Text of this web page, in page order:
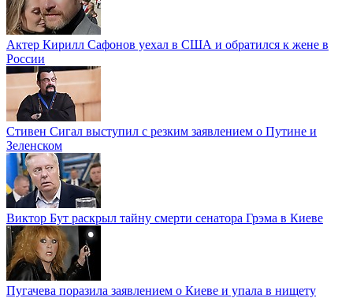
Актер Кирилл Сафонов уехал в США и обратился к жене в
России
Стивен Сигал выступил с резким заявлением о Путине и
Зеленском
Виктор Бут раскрыл тайну смерти сенатора Грэма в Киеве
Пугачева поразила заявлением о Киеве и упала в нищету